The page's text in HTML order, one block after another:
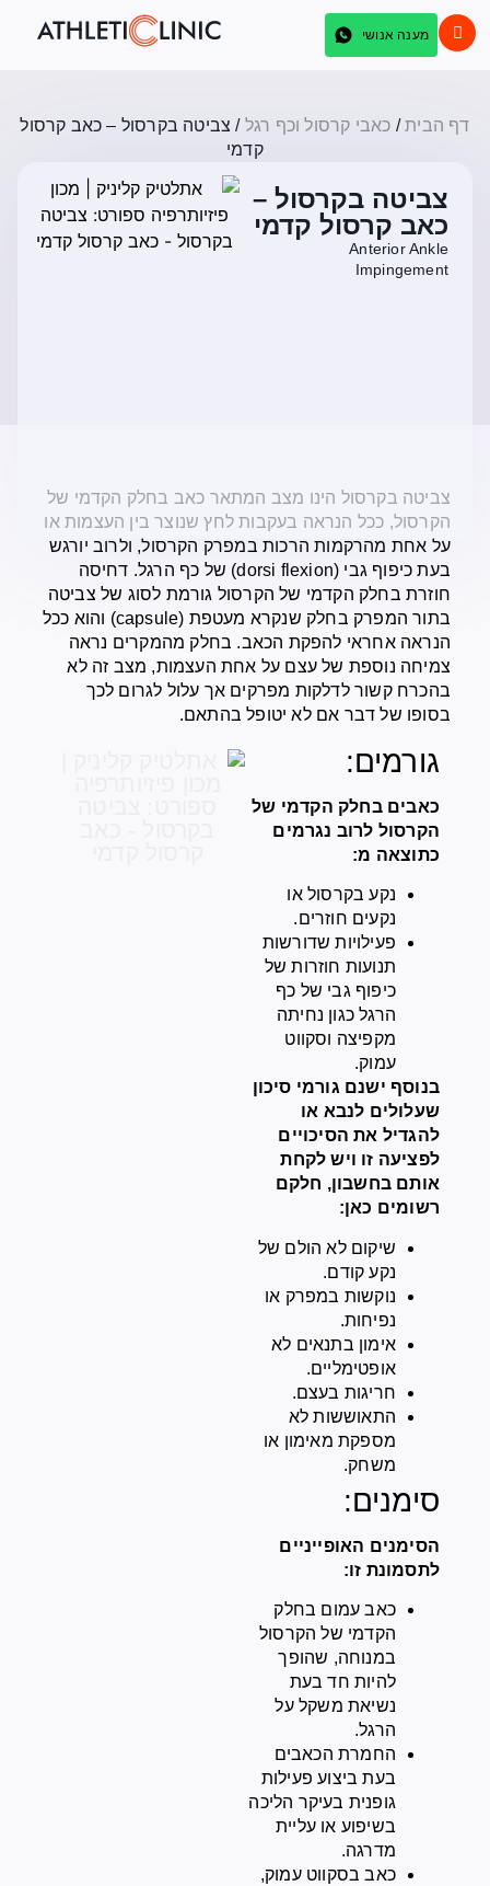
מענה אנושי
דף הבית/ כאבי קרסול וכף רגל / צביטה בקרסול – כאב קרסול
קדמי
צביטה בקרסול –
כאב קרסול קדמי
Anterior Ankle
Impingement
צביטה בקרסול הינו מצב המתאר כאב בחלק הקדמי של
הקרסול, ככל הנראה בעקבות לחץ שנוצר בין העצמות או
על אחת מהרקמות הרכות במפרק הקרסול, ולרוב יורגש
בעת כיפוף גבי (dorsi flexion) של כף הרגל. דחיסה
חוזרת בחלק הקדמי של הקרסול גורמת לסוג של צביטה
בתור המפרק בחלק שנקרא מעטפת (capsule) והוא ככל
הנראה אחראי להפקת הכאב. בחלק מהמקרים נראה
צמיחה נוספת של עצם על אחת העצמות, מצב זה לא
בהכרח קשור לדלקות מפרקים אך עלול לגרום לכך
בסופו של דבר אם לא יטופל בהתאם.
גורמים:
כאבים בחלק הקדמי של
הקרסול לרוב נגרמים
כתוצאה מ:
נקע בקרסול או
נקעים חוזרים.
פעילויות שדורשות
תנועות חוזרות של
כיפוף גבי של כף
הרגל כגון נחיתה
מקפיצה וסקווט
עמוק.
בנוסף ישנם גורמי סיכון
שעלולים לנבא או
להגדיל את הסיכויים
לפציעה זו ויש לקחת
אותם בחשבון, חלקם
רשומים כאן:
שיקום לא הולם של
נקע קודם.
נוקשות במפרק או
נפיחות.
אימון בתנאים לא
אופטימליים.
חריגות בעצם.
התאוששות לא
מספקת מאימון או
משחק.
סימנים:
הסימנים האופייניים
לתסמונת זו:
כאב עמום בחלק
הקדמי של הקרסול
במנוחה, שהופך
להיות חד בעת
נשיאת משקל על
הרגל.
החמרת הכאבים
בעת ביצוע פעילות
גופנית בעיקר הליכה
בשיפוע או עליית
מדרגה.
כאב בסקווט עמוק,